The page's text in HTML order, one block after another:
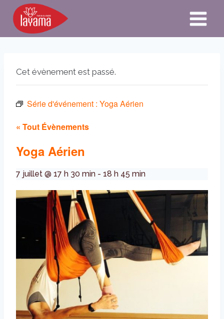
Aller
contenu
Cet évènement est passé.
Série d'événement : Yoga Aérien
« Tout Évènements
Yoga Aérien
7 juillet @ 17 h 30 min - 18 h 45 min